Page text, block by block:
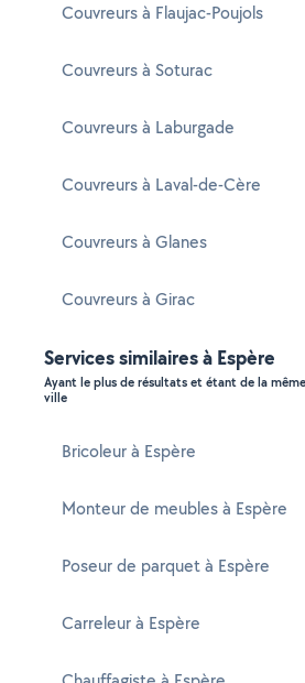
Couvreurs à Flaujac-Poujols
Couvreurs à Soturac
Couvreurs à Laburgade
Couvreurs à Laval-de-Cère
Couvreurs à Glanes
Couvreurs à Girac
Services similaires à Espère
Ayant le plus de résultats et étant de la
ville
Bricoleur à Espère
Monteur de meubles à Espère
Poseur de parquet à Espère
Carreleur à Espère